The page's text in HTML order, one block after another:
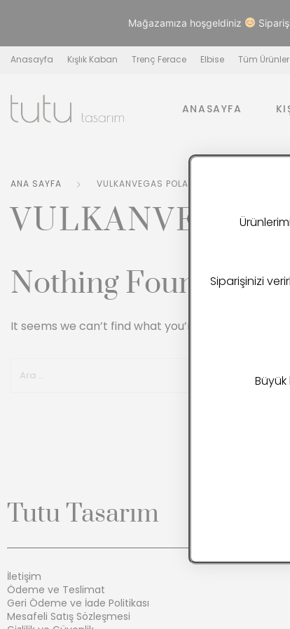
Anasayfa Kışlık Kaban Trenç Ferace Elbise Tüm Ürünler
ANASAYFA
ANA SAYFA VULKANVEGAS POLAND
VULKANVEGAS
Nothing Found
It seems we can’t find what you’re looking for.
Tutu Tasarım
İletişim
Ödeme ve Teslimat
Geri Ödeme ve İade Politikası
Mesafeli Satış Sözleşmesi
Siparişinizi
Mağazamıza hoşgeldiniz